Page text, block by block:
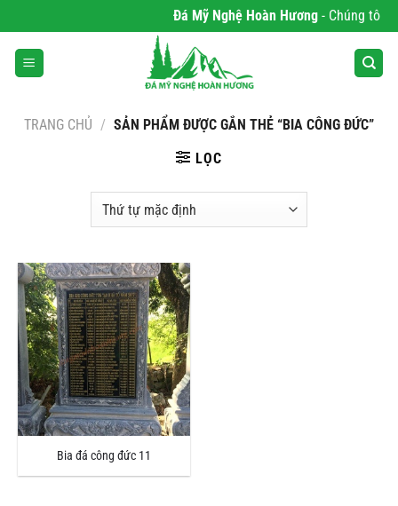
qua
nội
dung
Đá Mỹ Nghệ Hoàn Hương- Chúng tôi
TRANG CHỦ / SẢN PHẨM ĐƯỢC GẮN THẺ “BIA CÔNG ĐỨC”
LỌC
Bia đá công đức 11